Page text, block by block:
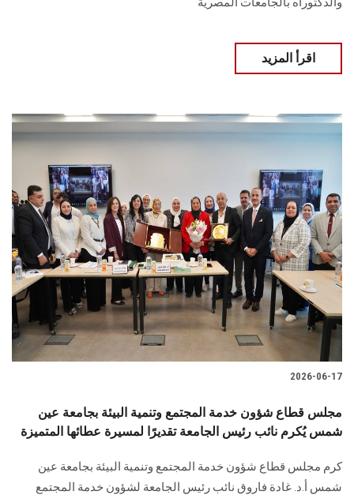
اقرأ المزيد
2026-06-17
مجلس قطاع شؤون خدمة المجتمع وتنمية البيئة بجامعة عين
شمس يُكرم نائب رئيس الجامعة تقديرًا لمسيرة عطائها المتميزة
كرم مجلس قطاع شؤون خدمة المجتمع وتنمية البيئة بجامعة عين
شمس أ.د. غادة فاروق نائب رئيس الجامعة لشؤون خدمة المجتمع